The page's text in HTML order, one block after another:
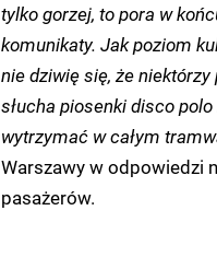
tylko gorzej, to pora w
komunikaty. Jak poziom
nie dziwię się, że
słucha piosenki disco
wytrzymać w całym
Warszawy w odpowiedzi
pasażerów.